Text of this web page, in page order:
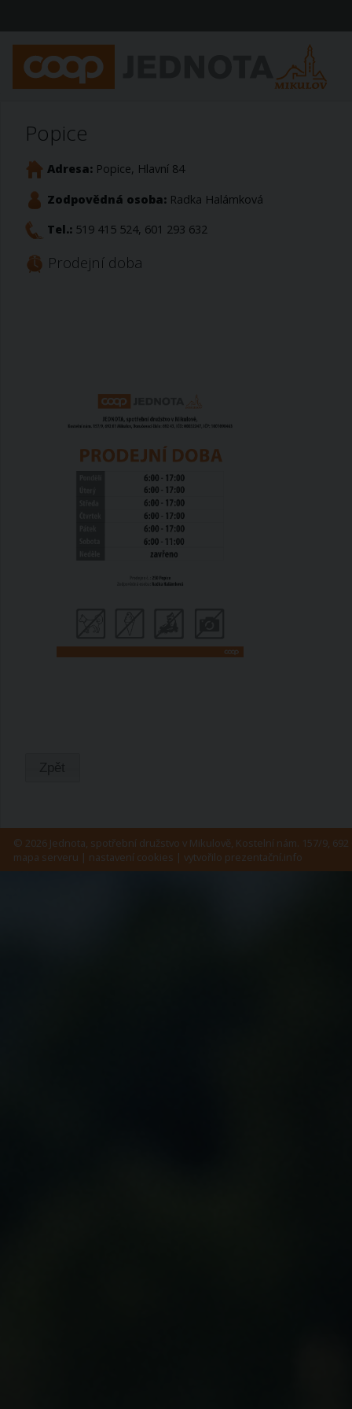
Popice
Adresa: Popice, Hlavní 84
Zodpovědná osoba: Radka Halámková
Tel.: 519 415 524, 601 293 632
Prodejní doba
© 2026 Jednota, spotřební družstvo v Mikulově, Kostelní nám. 157/9, 692
mapa serveru | nastavení cookies | vytvořilo prezentační.info